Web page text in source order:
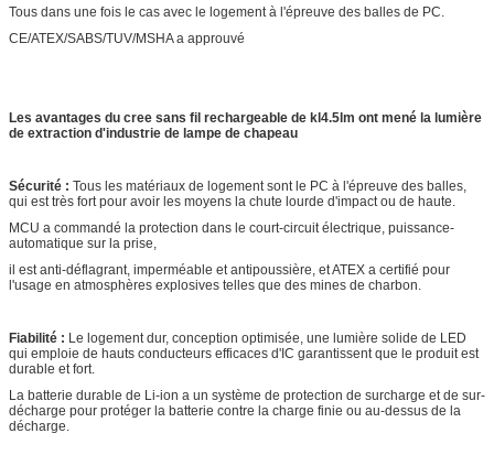
Tous dans une fois le cas avec le logement à l'épreuve des balles de PC.
CE/ATEX/SABS/TUV/MSHA a approuvé
Les avantages du cree sans fil rechargeable de kl4.5lm ont mené la lumière
de extraction d'industrie de lampe de chapeau
Sécurité : Tous les matériaux de logement sont le PC à l'épreuve des balles,
qui est très fort pour avoir les moyens la chute lourde d'impact ou de haute.
MCU a commandé la protection dans le court-circuit électrique, puissance-
automatique sur la prise,
il est anti-déflagrant, imperméable et antipoussière, et ATEX a certifié pour
l'usage en atmosphères explosives telles que des mines de charbon.
Fiabilité : Le logement dur, conception optimisée, une lumière solide de LED
qui emploie de hauts conducteurs efficaces d'IC garantissent que le produit est
durable et fort.
La batterie durable de Li-ion a un système de protection de surcharge et de sur-
décharge pour protéger la batterie contre la charge finie ou au-dessus de la
décharge.